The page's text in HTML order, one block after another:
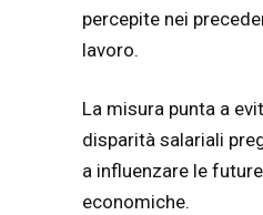
percepite nei
lavoro.
La misura punta a
disparità salariali
a influenzare le
economiche.